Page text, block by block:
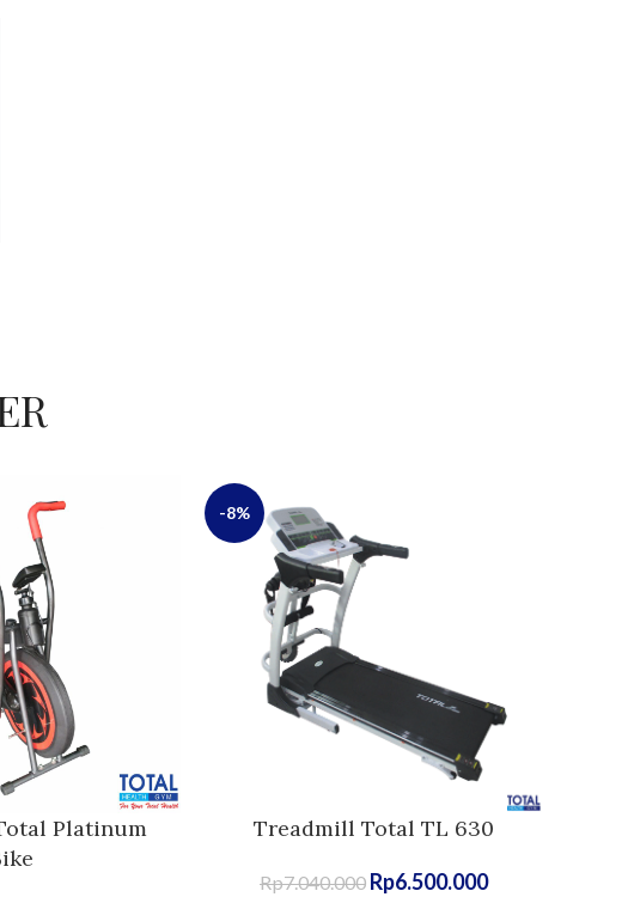
Platinum
-8%
Treadmill Total TL 630
Rp7.040.000 Rp6.500.000